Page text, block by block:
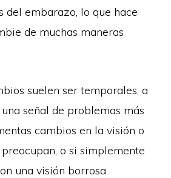
del embarazo, lo que hace
de muchas maneras
suelen ser temporales, a
señal de problemas más
cambios en la visión o
o si simplemente
una visión borrosa